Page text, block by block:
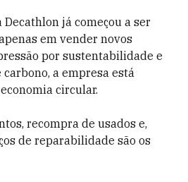
já começou a ser
em vender novos
por sustentabilidade e
a empresa está
circular.
recompra de usados e,
de reparabilidade são os